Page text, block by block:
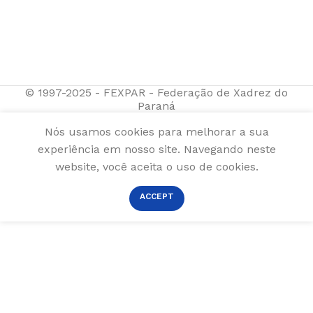
© 1997-2025 - FEXPAR - Federação de Xadrez do
Paraná
Nós usamos cookies para melhorar a sua
experiência em nosso site. Navegando neste
website, você aceita o uso de cookies.
ACCEPT